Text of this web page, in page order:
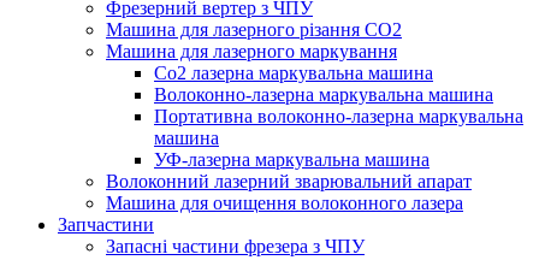
Фрезерний вертер з ЧПУ
Машина для лазерного різання CO2
Машина для лазерного маркування
Co2 лазерна маркувальна машина
Волоконно-лазерна маркувальна машина
Портативна волоконно-лазерна маркувальна
машина
УФ-лазерна маркувальна машина
Волоконний лазерний зварювальний апарат
Машина для очищення волоконного лазера
Запчастини
Запасні частини фрезера з ЧПУ